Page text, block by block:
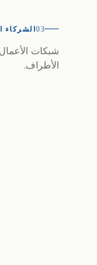
03الشركاء
شبكات
الأطراف.